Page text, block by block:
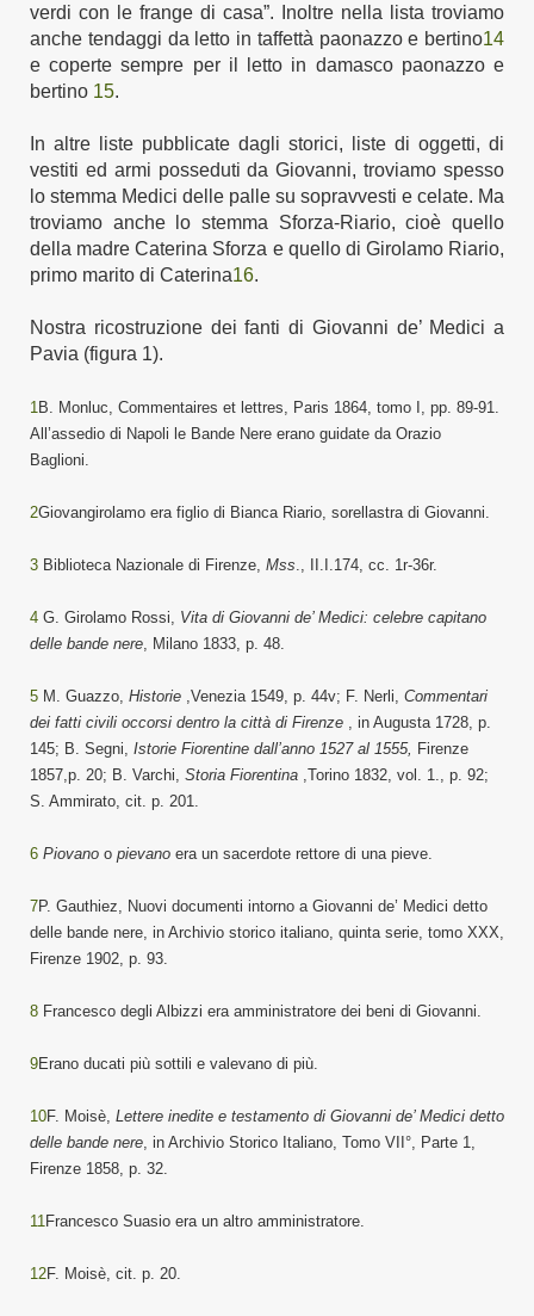
verdi con le frange di casa”.
Inoltre nella lista troviamo
anche tendaggi da letto in taffettà paonazzo e bertino14
e coperte sempre per il letto in damasco paonazzo e
bertino 15.
In altre liste pubblicate dagli storici, liste di oggetti, di
vestiti ed armi posseduti da Giovanni, troviamospesso
lo stemma Medici delle palle su sopravvesti e celate. Ma
troviamo anche lo stemma Sforza-Riario, cioè quello
della madre Caterina Sforza e quello di Girolamo Riario,
primo marito di Caterina16.
Nostra ricostruzione dei fanti di Giovanni de’ Medici a
Pavia (figura 1).
1 B. Monluc, Commentaires et lettres, Paris 1864, tomo I, pp. 89-91.
All’assedio di Napoli le Bande Nere erano guidate da Orazio
Baglioni.
2Giovangirolamo era figlio di Bianca Riario, sorellastra di Giovanni.
3 Biblioteca Nazionale di Firenze, Mss ., II.I.174, cc. 1r-36r.
4 G. Girolamo Rossi, Vita di Giovanni de’ Medici: celebre capitano
delle bande nere , Milano 1833, p. 48.
5 M. Guazzo, Historie ,Venezia 1549 , p 44v; F. Nerli, Commentari
dei fatti civili occorsi dentro la città di Firenze in Augusta 1728 , p.
145; B. Segni, Istorie Fiorentine dall’anno 1527 al 1555, Firenze
1857,p. 20; B. Varchi, Storia Fiorentina Torino 1832 , vol. 1., p. 92;
S. Ammirato, cit. p. 201.
6 Piovano o pievano era un sacerdote rettore di una pieve.
7P. Gauthiez, Nuovi documenti intorno a Giovanni de’ Medici detto
delle bande nere, in Archivio storico italiano, quinta serie, tomo XXX,
Firenze 1902, p. 93.
8 Francesco degli Albizzi era amministratore dei beni di Giovanni.
9Erano ducati più sottili e valevano di più.
10F. Moisè, Lettere inedite e testamento di Giovanni de’ Medici detto
delle bande nere , in Archivio Storico Italiano, Tomo VII°, Parte 1,
Firenze 1858, p. 32.
11 Francesco Suasio era un altro amministratore.
12F. Moisè, cit. p. 20.